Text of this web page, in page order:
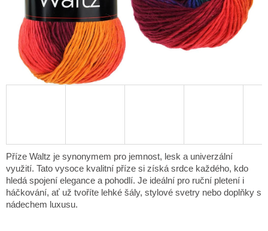
Příze Waltz je synonymem pro jemnost, lesk a univerzální
využití. Tato vysoce kvalitní příze si získá srdce každého, kdo
hledá spojení elegance a pohodlí. Je ideální pro ruční pletení i
háčkování, ať už tvoříte lehké šály, stylové svetry nebo doplňky s
nádechem luxusu.